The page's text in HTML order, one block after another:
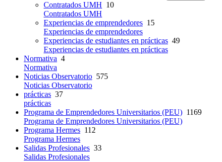
Contratados UMH 10
Contratados UMH
Experiencias de emprendedores 15
Experiencias de emprendedores
Experiencias de estudiantes en prácticas 49
Experiencias de estudiantes en prácticas
Normativa 4
Normativa
Noticias Observatorio 575
Noticias Observatorio
prácticas 37
prácticas
Programa de Emprendedores Universitarios (PEU) 1169
Programa de Emprendedores Universitarios (PEU)
Programa Hermes 112
Programa Hermes
Salidas Profesionales 33
Salidas Profesionales